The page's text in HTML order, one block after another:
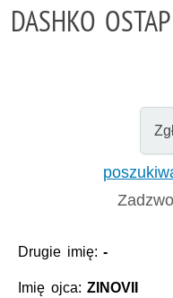
DASHKO OSTAP
Drugie imię:-
Imię ojca:ZINOVII